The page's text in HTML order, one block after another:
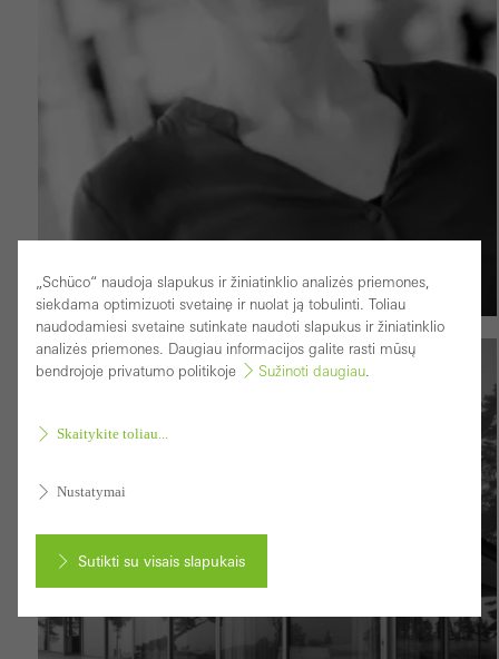
REAL LIFE
„Schüco“ naudoja slapukus ir žiniatinklio analizės priemones,
siekdama optimizuoti svetainę ir nuolat ją tobulinti. Toliau
naudodamiesi svetaine sutinkate naudoti slapukus ir žiniatinklio
analizės priemones. Daugiau informacijos galite rasti mūsų
bendrojoje privatumo politikoje
Sužinoti daugiau.
Skaitykite toliau...
Nustatymai
Sutikti su visais slapukais
Atšaukti